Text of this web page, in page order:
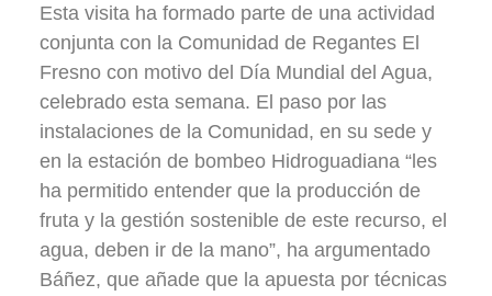
Esta visita ha formado parte de una actividad
conjunta con la Comunidad de Regantes El
Fresno con motivo del Día Mundial del Agua,
celebrado esta semana. El paso por las
instalaciones de la Comunidad, en su sede y
en la estación de bombeo Hidroguadiana “les
ha permitido entender que la producción de
fruta y la gestión sostenible de este recurso, el
agua, deben ir de la mano”, ha argumentado
Báñez, que añade que la apuesta por técnicas